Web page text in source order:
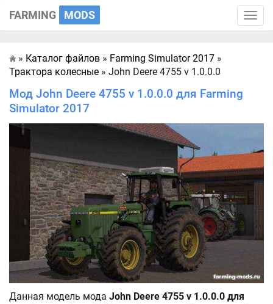
Toggle
FARMING MODS
Главная
» Каталог файлов » Farming Simulator 2017 »
Трактора колесные » John Deere 4755 v 1.0.0.0
Мод John Deere 4755 v 1.0.0.0 для Farming
Simulator 2017
Данная модель мода John Deere 4755 v 1.0.0.0 для